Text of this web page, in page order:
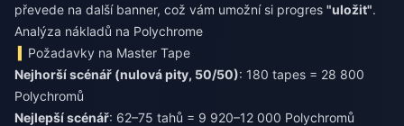
převede na další banner, což vám umožní si progres "uložit".
Analýza nákladů na Polychrome
Požadavky na Master Tape
Nejhorší scénář (nulová pity, 50/50): 180 tapes = 28 800
Polychromů
Nejlepší scénář: 62–75 tahů = 9 920–12 000 Polychromů